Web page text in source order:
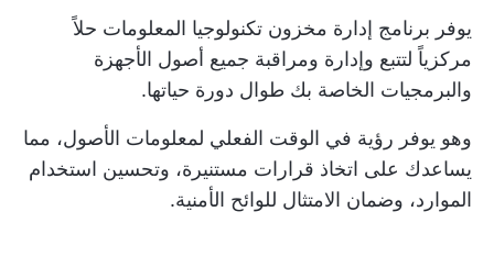
يوفر برنامج إدارة مخزون تكنولوجيا المعلومات حلاً
مركزياً لتتبع وإدارة ومراقبة جميع أصول الأجهزة
والبرمجيات الخاصة بك طوال دورة حياتها.
وهو يوفر رؤية في الوقت الفعلي لمعلومات الأصول، مما
يساعدك على اتخاذ قرارات مستنيرة، وتحسين استخدام
الموارد، وضمان الامتثال للوائح الأمنية.